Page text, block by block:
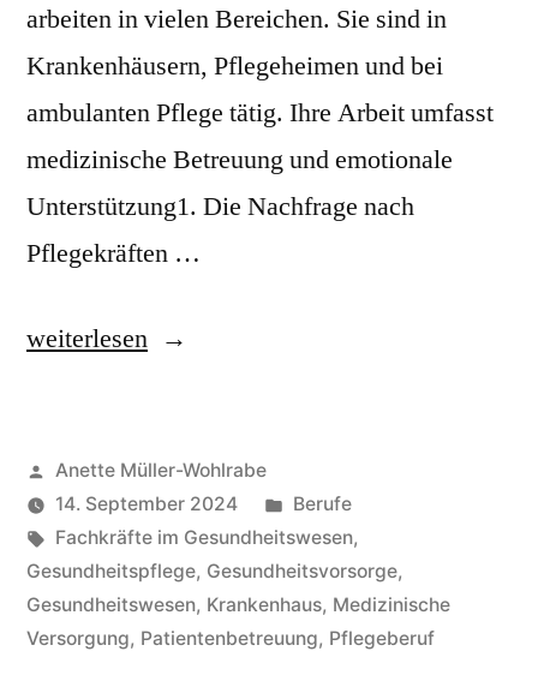
arbeiten in vielen Bereichen. Sie sind in
Krankenhäusern, Pflegeheimen und bei
ambulanten Pflege tätig. Ihre Arbeit umfasst
medizinische Betreuung und emotionale
Unterstützung1. Die Nachfrage nach
Pflegekräften …
„Krankenpfleger:
Zukunft
und
Verantwortung“
weiterlesen
Veröffentlicht
von
Anette Müller-Wohlrabe
14. September 2024
Veröffentlicht
unter
Berufe
Schlagwörter:
Fachkräfte im Gesundheitswesen,
Gesundheitspflege, Gesundheitsvorsorge,
Gesundheitswesen, Krankenhaus, Medizinische
Versorgung, Patientenbetreuung, Pflegeberuf